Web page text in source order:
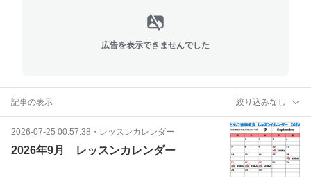
広告を表示できませんでした
記事の表示 絞り込みなし
2026-07-25 00:57:38 ・ レッスンカレンダー
2026年9月 レッスンカレンダー